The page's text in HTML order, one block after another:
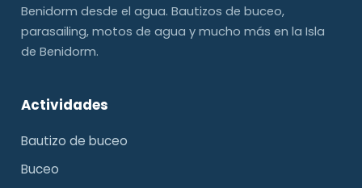
Benidorm desde el agua. Bautizos de buceo,
parasailing, motos de agua y mucho más en la Isla
de Benidorm.
Actividades
Bautizo de buceo
Buceo